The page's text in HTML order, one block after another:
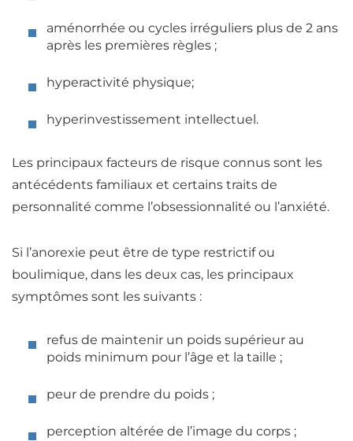
aménorrhée ou cycles irréguliers plus de 2 ans
après les premières règles ;
hyperactivité physique;
hyperinvestissement intellectuel.
Les principaux facteurs de risque connus sont les
antécédents familiaux et certains traits de
personnalité comme l’obsessionnalité ou l’anxiété.
Si l’anorexie peut être de type restrictif ou
boulimique, dans les deux cas, les principaux
symptômes sont les suivants :
refus de maintenir un poids supérieur au
poids minimum pour l’âge et la taille ;
peur de prendre du poids ;
perception altérée de l’image du corps ;